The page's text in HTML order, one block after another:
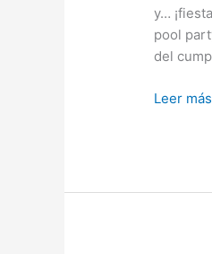
y…
pool
del
Pool
Parties
en
Leer